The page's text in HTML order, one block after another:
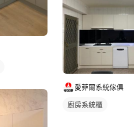
愛菲爾系統傢俱
廚房系統櫃